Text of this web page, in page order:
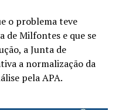
o problema teve
de Milfontes e que se
a Junta de
a normalização da
pela APA.